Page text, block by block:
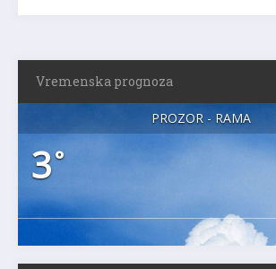
Vremenska prognoza
PROZOR - RAMA
3°